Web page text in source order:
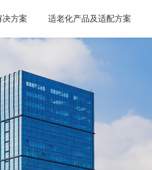
决方案 适老化产品及适配方案